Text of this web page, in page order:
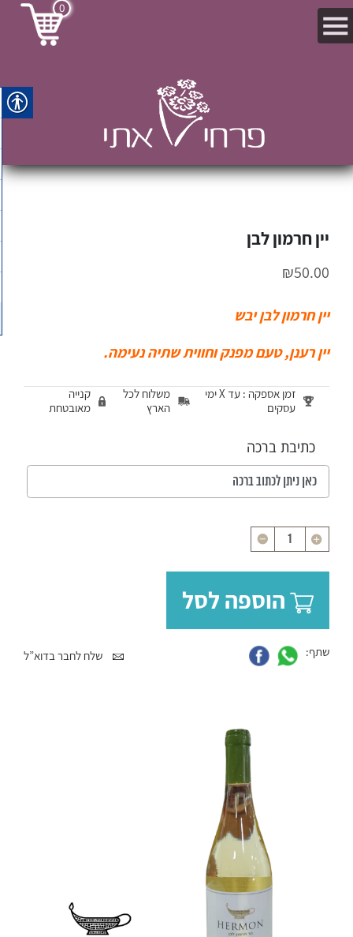
0
יין חרמון לבן
₪50.00
יין חרמון לבן יבש
יין רענן, טעם מפנק וחווית שתיה נעימה.
זמן אספקה : עד X ימי
עסקים
משלוח לכל
הארץ
קנייה
מאובטחת
כתיבת ברכה
כמות
הוספה לסל
שתף: שלח לחבר בדוא”ל